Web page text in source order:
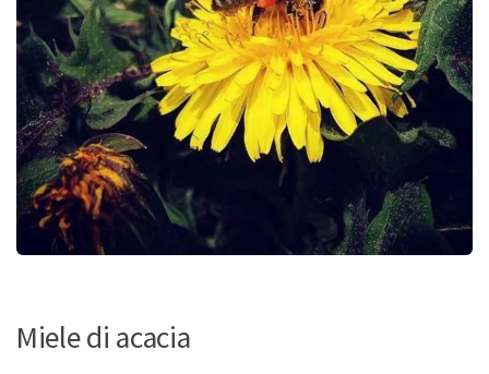
Miele di acacia